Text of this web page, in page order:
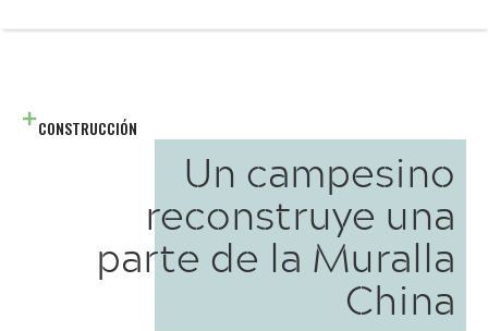
CONSTRUCCIÓN
Un campesino
reconstruye una
parte de la Muralla
China